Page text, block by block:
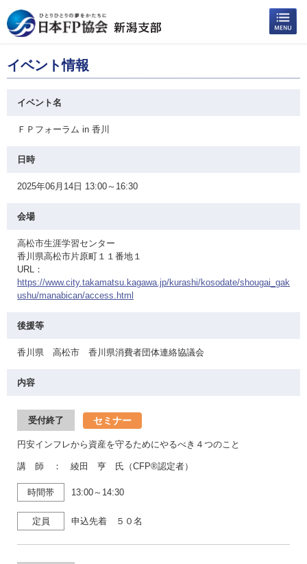
イベント情報
イベント名
ＦＰフォーラム in 香川
日時
2025年06月14日 13:00～16:30
会場
高松市生涯学習センター
香川県高松市片原町１１番地１
URL：
https://www.city.takamatsu.kagawa.jp/kurashi/kosodate/shougai_gak
ushu/manabican/access.html
後援等
香川県 高松市 香川県消費者団体連絡協議会
内容
受付終了 セミナー
円安インフレから資産を守るためにやるべき４つのこと
講 師 ： 綾田 亨 氏（CFP®認定者）
時間帯 13:00～14:30
定員 申込先着 ５０名